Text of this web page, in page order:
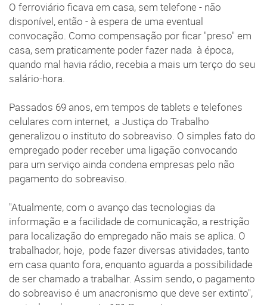
O ferroviário ficava em casa, sem telefone - não
disponível, então - à espera de uma eventual
convocação. Como compensação por ficar "preso" em
casa, sem praticamente poder fazer nada à época,
quando mal havia rádio, recebia a mais um terço do seu
salário-hora.
Passados 69 anos, em tempos de tablets e telefones
celulares com internet, a Justiça do Trabalho
generalizou o instituto do sobreaviso. O simples fato do
empregado poder receber uma ligação convocando
para um serviço ainda condena empresas pelo não
pagamento do sobreaviso.
"Atualmente, com o avanço das tecnologias da
informação e a facilidade de comunicação, a restrição
para localização do empregado não mais se aplica. O
trabalhador, hoje, pode fazer diversas atividades, tanto
em casa quanto fora, enquanto aguarda a possibilidade
de ser chamado a trabalhar. Assim sendo, o pagamento
do sobreaviso é um anacronismo que deve ser extinto",